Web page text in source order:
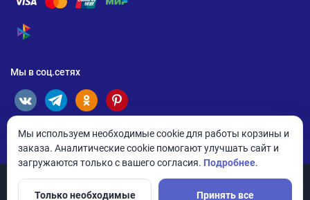
Помощь по оплате Visa
Помощь по оплате Mastercard
Помощь по оплате UnionPay
Помощь по оплате Мир
Помощь по оплате СБП
Мы в соц.сетях
© 2026 ANDPRO / ООО «АНД-Системс»
Мы используем необходимые cookie для работы корзины и
заказа. Аналитические cookie помогают улучшать сайт и
загружаются только с вашего согласия. Подробнее.
Только необходимые Принять все